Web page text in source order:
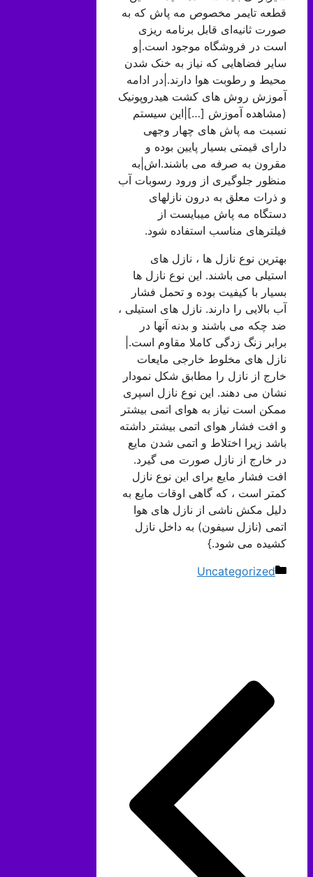
قطعه تایمر مخصوص مه پاش که به
صورت ثانیه‌ای قابل برنامه ریزی
است در فروشگاه موجود است.|و
سایر فضاهایی که نیاز به خنک شدن
محیط و رطوبت هوا دارند.|در ادامه
آموزش روش های کشت هیدروپونیک
(مشاهده آموزش […]|این سیستم
نسبت مه پاش های چهار وجهی
دارای قیمتی بسیار پایین بوده و
مقرون به صرفه می باشند.اش|به
منظور جلوگیری از ورود رسوبات آب
و ذرات معلق به درون نازلهای
دستگاه مه پاش میبایست از
فیلترهای مناسب استفاده شود.
بهترین نوع نازل ها ، نازل های
استیلی می باشند. این نوع نازل ها
بسیار با کیفیت بوده و تحمل فشار
آب بالایی را دارند. نازل های استیلی ،
ضد چکه می باشند و بدنه آنها در
برابر زنگ زدگی کاملا مقاوم است.|
نازل های مخلوط خارجی مایعات
خارج از نازل را مطابق شکل نمودار
نشان می دهند. این نوع نازل اسپری
ممکن است نیاز به هوای اتمی بیشتر
و افت فشار هوای اتمی بیشتر داشته
باشد زیرا اختلاط و اتمی شدن مایع
در خارج از نازل صورت می گیرد.
افت فشار مایع برای این نوع نازل
کمتر است ، که گاهی اوقات مایع به
دلیل مکش ناشی از نازل های هوا
اتمی (نازل سیفون) به داخل نازل
کشیده می شود.}
دسته‌ها
Uncategorized